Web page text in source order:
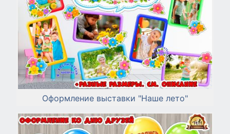
Оформление выставки "Наше лето"